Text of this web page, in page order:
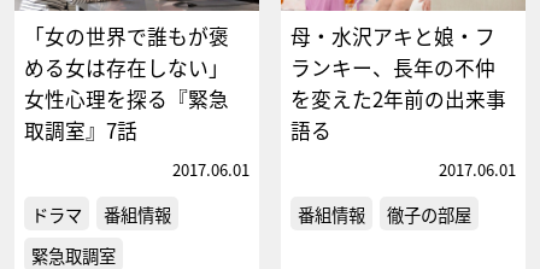
「女の世界で誰もが褒
める女は存在しない」
女性心理を探る『緊急
取調室』7話
2017.06.01
ドラマ
番組情報
緊急取調室
母・水沢アキと娘・フ
ランキー、長年の不仲
を変えた2年前の出来事
語る
2017.06.01
番組情報 徹子の部屋